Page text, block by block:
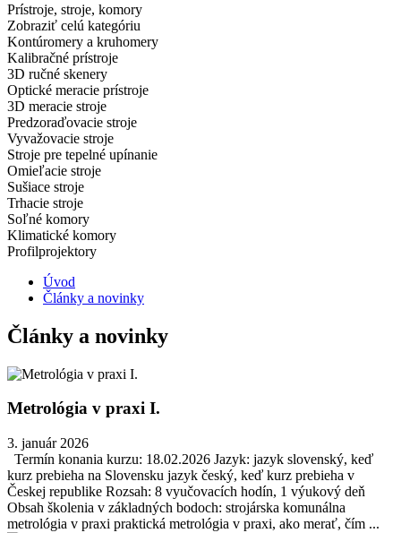
Prístroje, stroje, komory
Zobraziť celú kategóriu
Kontúromery a kruhomery
Kalibračné prístroje
3D ručné skenery
Optické meracie prístroje
3D meracie stroje
Predzoraďovacie stroje
Vyvažovacie stroje
Stroje pre tepelné upínanie
Omieľacie stroje
Sušiace stroje
Trhacie stroje
Soľné komory
Klimatické komory
Profilprojektory
Úvod
Články a novinky
Články a novinky
Metrológia v praxi I.
3. január 2026
Termín konania kurzu: 18.02.2026 Jazyk: jazyk slovenský, keď
kurz prebieha na Slovensku jazyk český, keď kurz prebieha v
Českej republike Rozsah: 8 vyučovacích hodín, 1 výukový deň
Obsah školenia v základných bodoch: strojárska komunálna
metrológia v praxi praktická metrológia v praxi, ako merať, čím ...